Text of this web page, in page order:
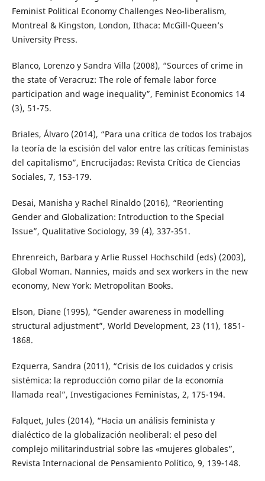
Feminist Political Economy Challenges Neo-liberalism,
Montreal & Kingston, London, Ithaca: McGill-Queen’s
University Press.
Blanco, Lorenzo y Sandra Villa (2008), “Sources of crime in
the state of Veracruz: The role of female labor force
participation and wage inequality”, Feminist Economics 14
(3), 51-75.
Briales, Álvaro (2014), “Para una crítica de todos los trabajos
la teoría de la escisión del valor entre las críticas feministas
del capitalismo”, Encrucijadas: Revista Crítica de Ciencias
Sociales, 7, 153-179.
Desai, Manisha y Rachel Rinaldo (2016), “Reorienting
Gender and Globalization: Introduction to the Special
Issue”, Qualitative Sociology, 39 (4), 337-351.
Ehrenreich, Barbara y Arlie Russel Hochschild (eds) (2003),
Global Woman. Nannies, maids and sex workers in the new
economy, New York: Metropolitan Books.
Elson, Diane (1995), “Gender awareness in modelling
structural adjustment”, World Development, 23 (11), 1851-
1868.
Ezquerra, Sandra (2011), “Crisis de los cuidados y crisis
sistémica: la reproducción como pilar de la economía
llamada real”, Investigaciones Feministas, 2, 175-194.
Falquet, Jules (2014), “Hacia un análisis feminista y
dialéctico de la globalización neoliberal: el peso del
complejo militarindustrial sobre las «mujeres globales”,
Revista Internacional de Pensamiento Político, 9, 139-148.